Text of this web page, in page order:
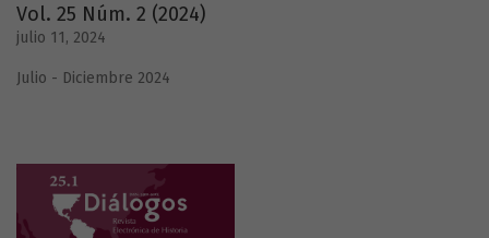
Vol. 25 Núm. 2 (2024)
julio 11, 2024
Julio - Diciembre 2024